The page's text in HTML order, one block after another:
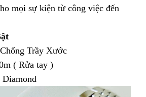
mọi sự kiện từ công việc đến
Trầy Xước
( Rửa tay )